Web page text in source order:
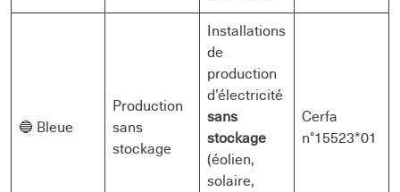
🔵 Bleue
Production
sans
stockage
Installations
de
production
d’électricité
sans
stockage
(éolien,
solaire,
Cerfa
n°15523*01